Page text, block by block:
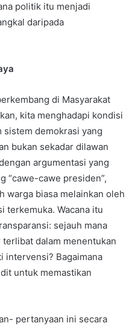
politik itu menjadi
daripada
di Masyarakat
kita menghadapi kondisi
demokrasi yang
bukan sekadar dilawan
argumentasi yang
“cawe-cawe presiden”,
warga biasa melainkan oleh
terkemuka. Wacana itu
sejauh mana
dalam menentukan
intervensi? Bagaimana
untuk memastikan
pertanyaan ini secara